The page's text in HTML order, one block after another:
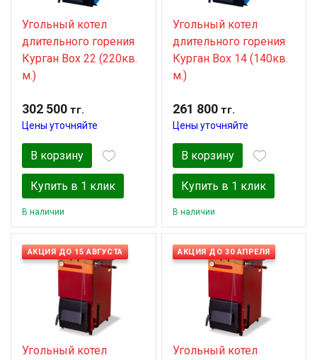
Угольный котел
длительного горения
Курган Вох 22 (220кв.
м.)
302 500 тг.
Цены уточняйте
В корзину
Купить в 1 клик
В наличии
Угольный котел
длительного горения
Курган Вох 14 (140кв.
м.)
261 800тг.
Цены уточняйте
В корзину
Купить в 1 клик
В наличии
АКЦИЯ ДО 15 АВГУСТА
Угольный котел
АКЦИЯ ДО 30 АПРЕЛЯ
Угольный котел